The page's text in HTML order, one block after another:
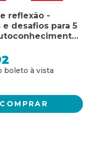
reflexão -
desafios para 5
e desafios para 5
COMPRAR